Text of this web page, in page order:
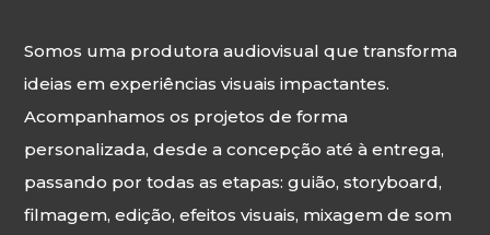
Live Events
Streaming
Som
Luz
Somos uma produtora audiovisual que transforma
ideias em experiências visuais impactantes.
Acompanhamos os projetos de forma
personalizada, desde a concepção até à entrega,
passando por todas as etapas: guião, storyboard,
filmagem, edição, efeitos visuais, mixagem de som